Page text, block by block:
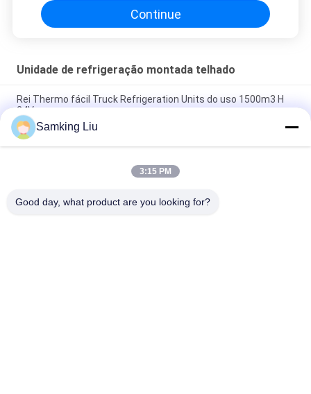
Continue
Unidade de refrigeração montada telhado
Rei Thermo fácil Truck Refrigeration Units do uso 1500m3 H
24V
Refrigerador Thermo do caminhão do alimento do rei Roof
Mounted 3Ph
Unidade de refrigeração Thermo do rei TK Compressor Roof
Samking Liu
3:15 PM
Good day, what product are you looking for?